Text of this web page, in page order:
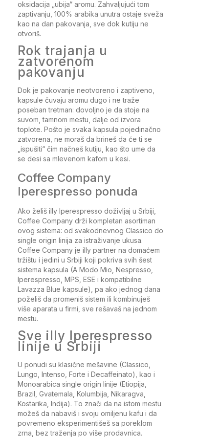
oksidacija „ubija“ aromu. Zahvaljujući tom
zaptivanju, 100% arabika unutra ostaje sveža
kao na dan pakovanja, sve dok kutiju ne
otvoriš.
Rok trajanja u
zatvorenom
pakovanju
Dok je pakovanje neotvoreno i zaptiveno,
kapsule čuvaju aromu dugo i ne traže
poseban tretman: dovoljno je da stoje na
suvom, tamnom mestu, dalje od izvora
toplote. Pošto je svaka kapsula pojedinačno
zatvorena, ne moraš da brineš da će ti se
„ispušiti“ čim načneš kutiju, kao što ume da
se desi sa mlevenom kafom u kesi.
Coffee Company
Iperespresso ponuda
Ako želiš illy Iperespresso doživljaj u Srbiji,
Coffee Company drži kompletan asortiman
ovog sistema: od svakodnevnog Classico do
single origin linija za istraživanje ukusa.
Coffee Company je illy partner na domaćem
tržištu i jedini u Srbiji koji pokriva svih šest
sistema kapsula (A Modo Mio, Nespresso,
Iperespresso, MPS, ESE i kompatibilne
Lavazza Blue kapsule), pa ako jednog dana
poželiš da promeniš sistem ili kombinuješ
više aparata u firmi, sve rešavaš na jednom
mestu.
Sve illy Iperespresso
linije u Srbiji
U ponudi su klasične mešavine (Classico,
Lungo, Intenso, Forte i Decaffeinato), kao i
Monoarabica single origin linije (Etiopija,
Brazil, Gvatemala, Kolumbija, Nikaragva,
Kostarika, Indija). To znači da na istom mestu
možeš da nabaviš i svoju omiljenu kafu i da
povremeno eksperimentišeš sa poreklom
zrna, bez traženja po više prodavnica.